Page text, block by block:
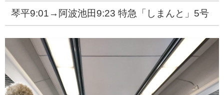
琴平9:01→阿波池田9:23 特急「しまんと」5号